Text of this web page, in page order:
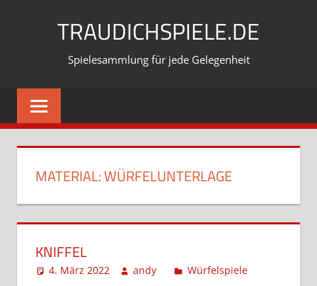
TRAUDICHSPIELE.DE
Spielesammlung für jede Gelegenheit
MATERIAL:WÜRFELUNTERLAGE
KNIFFEL
4. März 2022 andy
Würfelspiele